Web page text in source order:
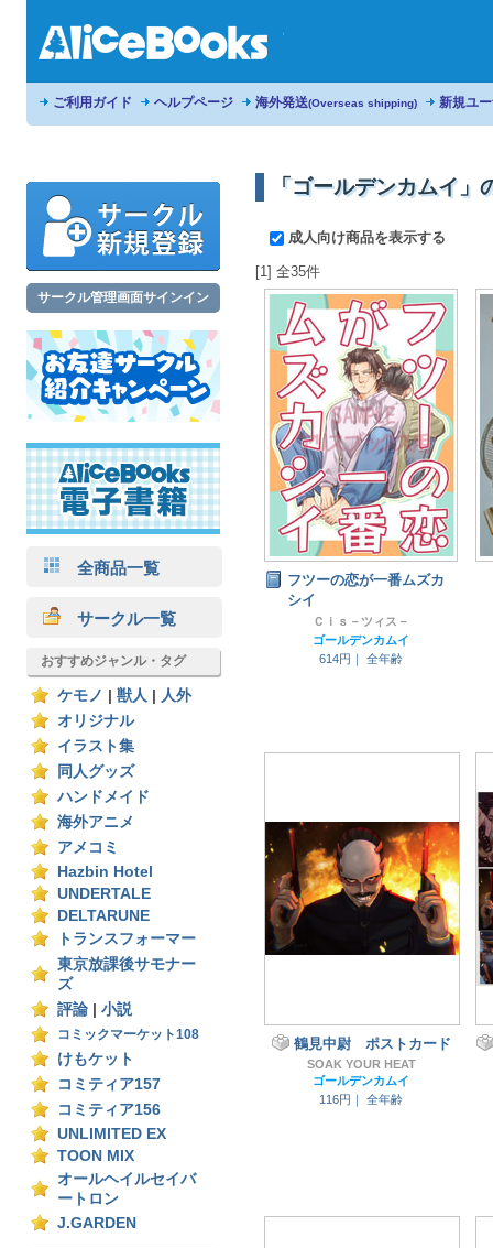
ご利用ガイド ヘルプページ 海外発送(Overseas shipping) 新規ユ
サークル管理画面サインイン
全商品一覧
サークル一覧
おすすめジャンル・タグ
ケモノ 獣人
人外
オリジナル
イラスト集
同人グッズ
ハンドメイド
海外アニメ
アメコミ
Hazbin Hotel
UNDERTALE
DELTARUNE
トランスフォーマー
東京放課後サモナー
ズ
評論
小説
コミックマーケット108
けもケット
コミティア157
コミティア156
UNLIMITED EX
TOON MIX
オールヘイルセイバ
ートロン
J.GARDEN
「ゴールデンカムイ」
成人向け商品を表示する
[1] 全35件
フツーの恋が一番ムズカ
シイ
Ｃｉｓ－ツィス－
ゴールデンカムイ
614円｜
全年齢
鶴見中尉 ポストカード
SOAK YOUR HEAT
ゴールデンカムイ
116円｜
全年齢